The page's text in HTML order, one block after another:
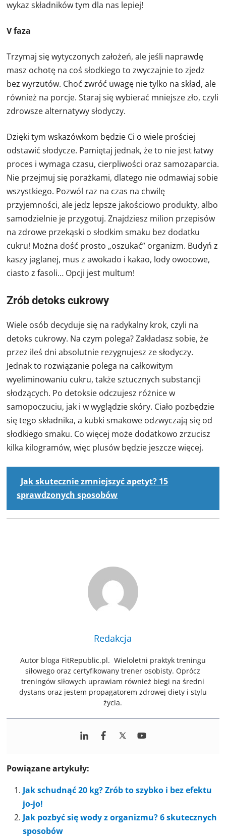
wykaz składników tym dla nas lepiej!
V faza
Trzymaj się wytyczonych założeń, ale jeśli naprawdę
masz ochotę na coś słodkiego to zwyczajnie to zjedz
bez wyrzutów. Choć zwróć uwagę nie tylko na skład, ale
również na porcje. Staraj się wybierać mniejsze zło, czyli
zdrowsze alternatywy słodyczy.
Dzięki tym wskazówkom będzie Ci o wiele prościej
odstawić słodycze. Pamiętaj jednak, że to nie jest łatwy
proces i wymaga czasu, cierpliwości oraz samozaparcia.
Nie przejmuj się porażkami, dlatego nie odmawiaj sobie
wszystkiego. Pozwól raz na czas na chwilę
przyjemności, ale jedz lepsze jakościowo produkty, albo
samodzielnie je przygotuj. Znajdziesz milion przepisów
na zdrowe przekąski o słodkim smaku bez dodatku
cukru! Można dość prosto „oszukać” organizm. Budyń z
kaszy jaglanej, mus z awokado i kakao, lody owocowe,
ciasto z fasoli… Opcji jest multum!
Zrób detoks cukrowy
Wiele osób decyduje się na radykalny krok, czyli na
detoks cukrowy. Na czym polega? Zakładasz sobie, że
przez ileś dni absolutnie rezygnujesz ze słodyczy.
Jednak to rozwiązanie polega na całkowitym
wyeliminowaniu cukru, także sztucznych substancji
słodzących. Po detoksie odczujesz różnice w
samopoczuciu, jak i w wyglądzie skóry. Ciało pozbędzie
się tego składnika, a kubki smakowe odzwyczają się od
słodkiego smaku. Co więcej może dodatkowo zrzucisz
kilka kilogramów, więc plusów będzie jeszcze więcej.
Jak skutecznie zmniejszyć apetyt? 15
sprawdzonych sposobów
Redakcja
Autor bloga FitRepublic.pl. Wieloletni praktyk treningu
siłowego oraz certyfikowany trener osobisty. Oprócz
treningów siłowych uprawiam również biegi na średni
dystans oraz jestem propagatorem zdrowej diety i stylu
życia.
Powiązane artykuły:
Jak schudnąć 20 kg? Zrób to szybko i bez efektu
jo-jo!
Jak pozbyć się wody z organizmu? 6 skutecznych
sposobów